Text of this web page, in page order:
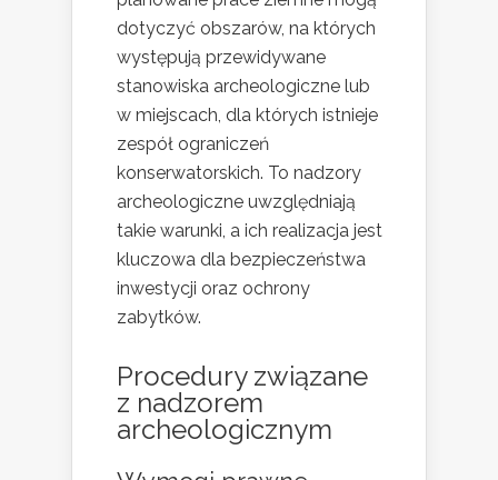
dotyczyć obszarów, na których
występują przewidywane
stanowiska archeologiczne lub
w miejscach, dla których istnieje
zespół ograniczeń
konserwatorskich. To nadzory
archeologiczne uwzględniają
takie warunki, a ich realizacja jest
kluczowa dla bezpieczeństwa
inwestycji oraz ochrony
zabytków.
Procedury związane
z nadzorem
archeologicznym